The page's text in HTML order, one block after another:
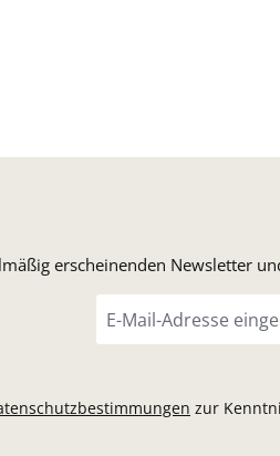
erscheinenden Newsletter
Mail-
Adresse
zur